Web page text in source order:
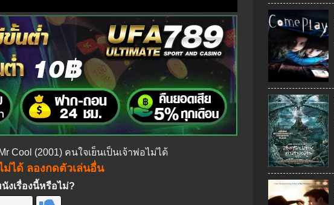
Cool (2001) คนใจเย็นเป็นเจ้าพ่อไม่ได้
ได้ ลองกดตัวเล่นอื่น
เรื่องนี้หรือไม่?